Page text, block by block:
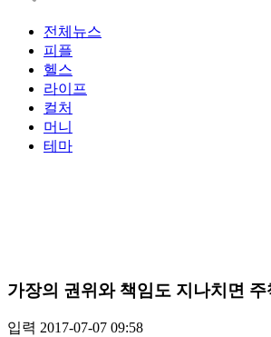
전체뉴스
피플
헬스
라이프
컬처
머니
테마
가장의 권위와 책임도 지나치면 주
입력 2017-07-07 09:58